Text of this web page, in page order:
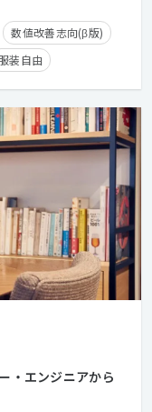
数値改善志向(β版)
装自由
休実績有り
経験者優遇
・エンジニアから